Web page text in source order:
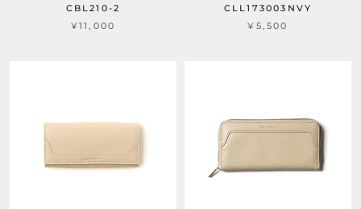
CBL210-2
¥11,000
CLL173003NVY
¥5,500